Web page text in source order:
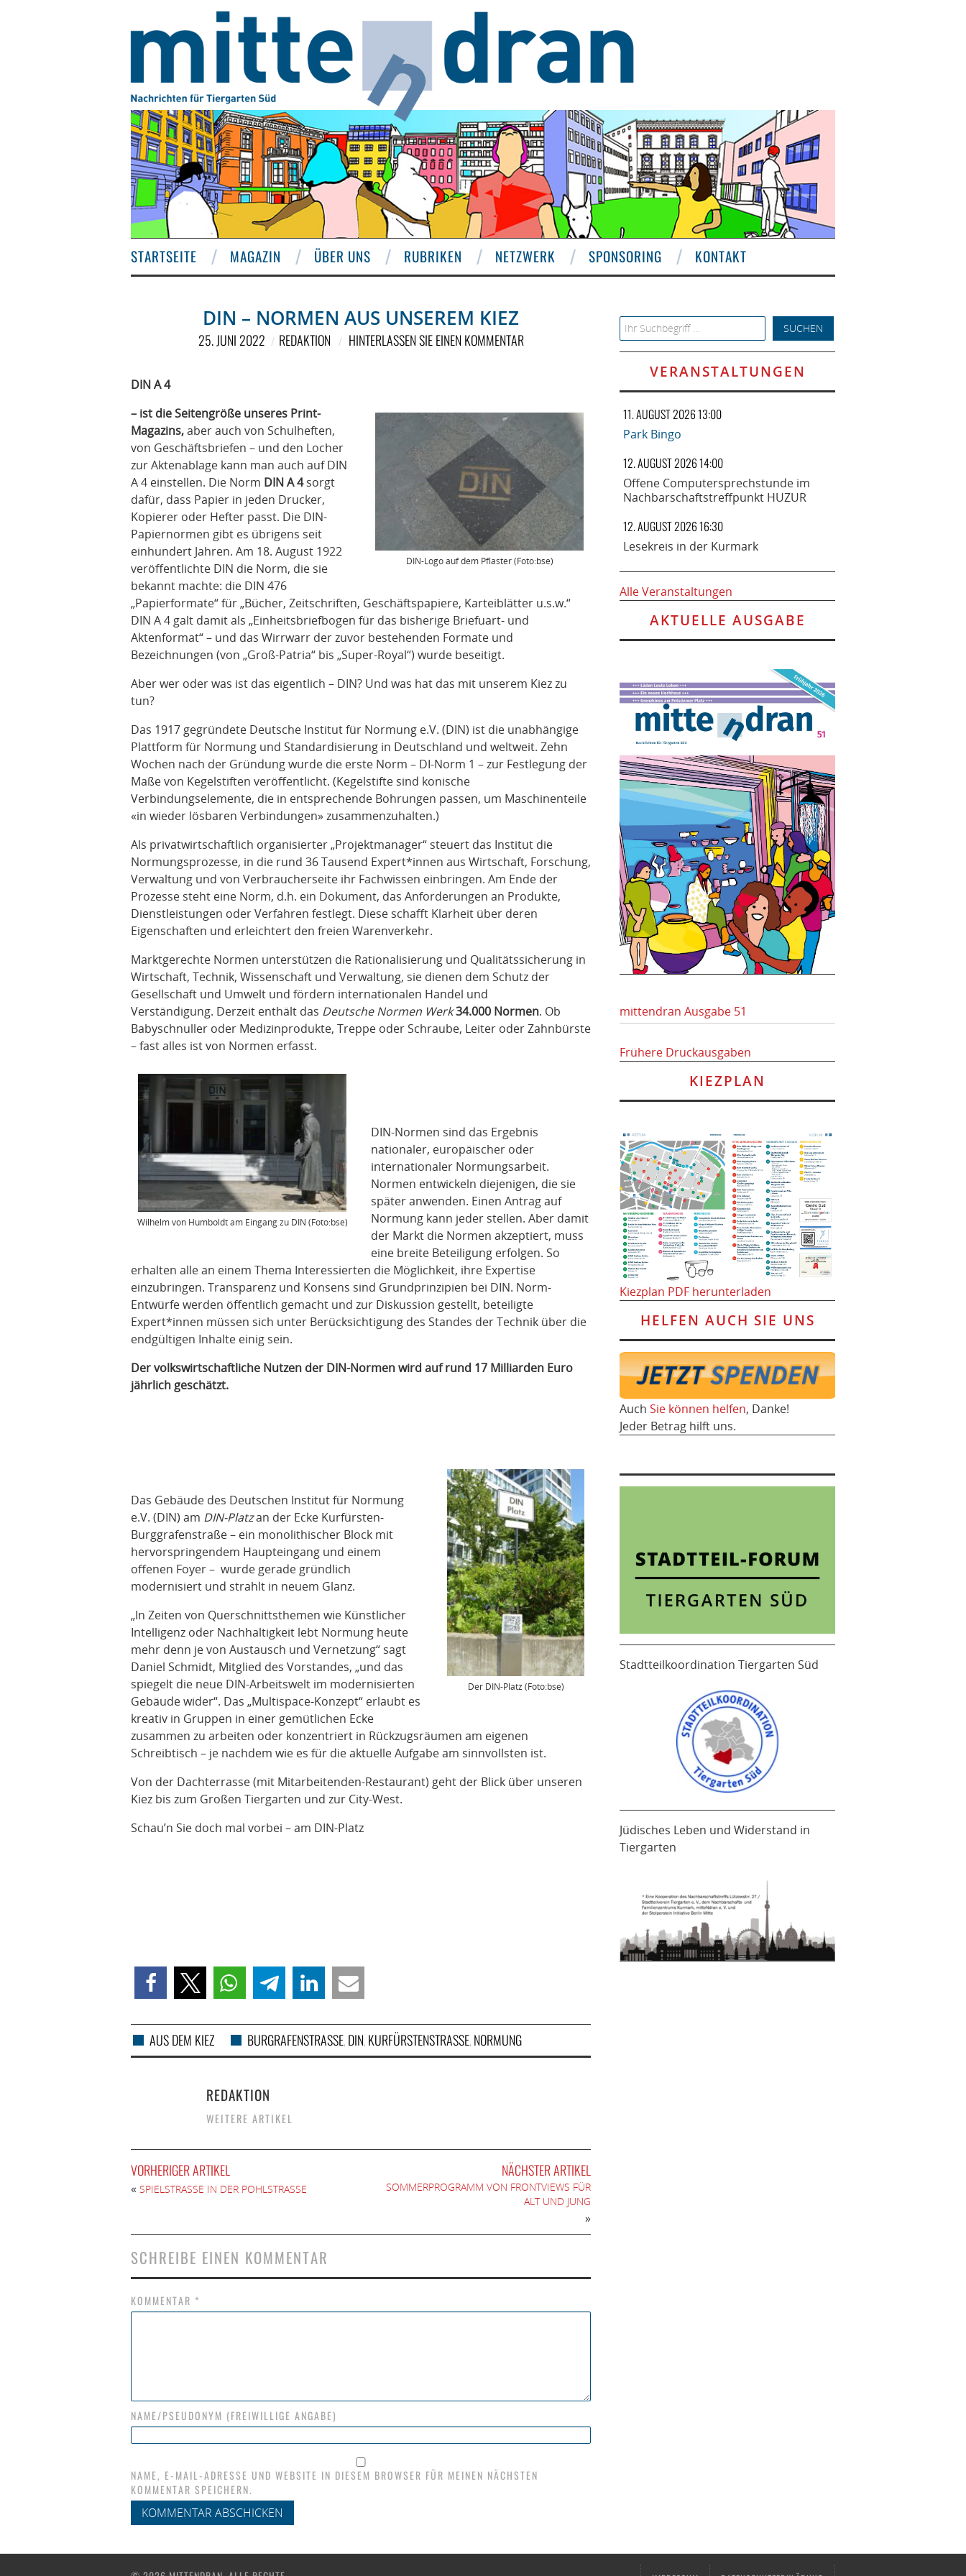
STARTSEITE MAGAZIN ÜBER UNS RUBRIKEN NETZWERK SPONSORING KONTAKT
DIN – NORMEN AUS UNSEREM KIEZ
25. JUNI 2022 REDAKTION HINTERLASSEN SIE EINEN KOMMENTAR
DIN A 4
DIN-Logo auf dem Pflaster (Foto:bse)
– ist die Seitengröße unseres Print-
Magazins,aber auch von Schulheften,
von Geschäftsbriefen – und den Locher
zur Aktenablage kann man auch auf DIN
A 4 einstellen. Die Norm DIN A 4sorgt
dafür, dass Papier in jeden Drucker,
Kopierer oder Hefter passt. Die DIN-
Papiernormen gibt es übrigens seit
einhundert Jahren. Am 18. August 1922
veröffentlichte DIN die Norm, die sie
bekannt machte: die DIN 476
„Papierformate“ für „Bücher, Zeitschriften, Geschäftspapiere, Karteiblätter u.s.w.“
DIN A 4 galt damit als „Einheitsbriefbogen für das bisherige Briefuart- und
Aktenformat“ – und das Wirrwarr der zuvor bestehenden Formate und
Bezeichnungen (von „Groß-Patria“ bis „Super-Royal“) wurde beseitigt.
Aber wer oder was ist das eigentlich – DIN? Und was hat das mit unserem Kiez zu
tun?
Das 1917 gegründete Deutsche Institut für Normung e.V. (DIN) ist die unabhängige
Plattform für Normung und Standardisierung in Deutschland und weltweit. Zehn
Wochen nach der Gründung wurde die erste Norm – DI-Norm 1 – zur Festlegung der
Maße von Kegelstiften veröffentlicht. (Kegelstifte sind konische
Verbindungselemente, die in entsprechende Bohrungen passen, um Maschinenteile
«in wieder lösbaren Verbindungen» zusammenzuhalten.)
Als privatwirtschaftlich organisierter „Projektmanager“ steuert das Institut die
Normungsprozesse, in die rund 36 Tausend Expert*innen aus Wirtschaft, Forschung,
Verwaltung und von Verbraucherseite ihr Fachwissen einbringen. Am Ende der
Prozesse steht eine Norm, d.h. ein Dokument, das Anforderungen an Produkte,
Dienstleistungen oder Verfahren festlegt. Diese schafft Klarheit über deren
Eigenschaften und erleichtert den freien Warenverkehr.
Marktgerechte Normen unterstützen die Rationalisierung und Qualitätssicherung in
Wirtschaft, Technik, Wissenschaft und Verwaltung, sie dienen dem Schutz der
Gesellschaft und Umwelt und fördern internationalen Handel und
Verständigung. Derzeit enthält das Deutsche Normen Werk34.000 Normen. Ob
Babyschnuller oder Medizinprodukte, Treppe oder Schraube, Leiter oder Zahnbürste
– fast alles ist von Normen erfasst.
Wilhelm von Humboldt am Eingang zu DIN (Foto:bse)
DIN-Normen sind das Ergebnis
nationaler, europäischer oder
internationaler Normungsarbeit.
Normen entwickeln diejenigen, die sie
später anwenden. Einen Antrag auf
Normung kann jeder stellen. Aber damit
der Markt die Normen akzeptiert, muss
eine breite Beteiligung erfolgen. So
erhalten alle an einem Thema Interessierten die Möglichkeit, ihre Expertise
einzubringen. Transparenz und Konsens sind Grundprinzipien bei DIN. Norm-
Entwürfe werden öffentlich gemacht und zur Diskussion gestellt, beteiligte
Expert*innen müssen sich unter Berücksichtigung des Standes der Technik über die
endgültigen Inhalte einig sein.
Der volkswirtschaftliche Nutzen der DIN-Normen wird auf rund 17 Milliarden Euro
jährlich geschätzt.
Der DIN-Platz (Foto:bse)
Das Gebäude des Deutschen Institut für Normung
e.V. (DIN) am DIN-Platzan der Ecke Kurfürsten-
Burggrafenstraße – ein monolithischer Block mit
hervorspringendem Haupteingang und einem
offenen Foyer – wurde gerade gründlich
modernisiert und strahlt in neuem Glanz.
„In Zeiten von Querschnittsthemen wie Künstlicher
Intelligenz oder Nachhaltigkeit lebt Normung heute
mehr denn je von Austausch und Vernetzung“ sagt
Daniel Schmidt, Mitglied des Vorstandes, „und das
spiegelt die neue DIN-Arbeitswelt im modernisierten
Gebäude wider“. Das „Multispace-Konzept“ erlaubt es
kreativ in Gruppen in einer gemütlichen Ecke
zusammen zu arbeiten oder konzentriert in Rückzugsräumen am eigenen
Schreibtisch – je nachdem wie es für die aktuelle Aufgabe am sinnvollsten ist.
Von der Dachterrasse (mit Mitarbeitenden-Restaurant) geht der Blick über unseren
Kiez bis zum Großen Tiergarten und zur City-West.
Schau’n Sie doch mal vorbei – am DIN-Platz
AUS DEM KIEZ BURGRAFENSTRASSE , DIN, KURFÜRSTENSTRASSE , NORMUNG
REDAKTION
WEITERE ARTIKEL
VORHERIGER ARTIKEL
« SPIELSTRASSE IN DER POHLSTRASSE
NÄCHSTER ARTIKEL
SOMMERPROGRAMM VON FRONTVIEWS FÜR
ALT UND JUNG
»
SCHREIBE EINEN KOMMENTAR
KOMMENTAR *
NAME/PSEUDONYM (FREIWILLIGE ANGABE)
NAME, E-MAIL-ADRESSE UND WEBSITE IN DIESEM BROWSER FÜR MEINEN NÄCHSTEN
KOMMENTAR SPEICHERN.
Search for:
VERANSTALTUNGEN
11. AUGUST 2026 13:00
Park Bingo
12. AUGUST 2026 14:00
Offene Computersprechstunde im
Nachbarschaftstreffpunkt HUZUR
12. AUGUST 2026 16:30
Lesekreis in der Kurmark
Alle Veranstaltungen
AKTUELLE AUSGABE
mittendran Ausgabe 51
Frühere Druckausgaben
KIEZPLAN
Kiezplan PDF herunterladen
HELFEN AUCH SIE UNS
Auch Sie können helfen, Danke!
Jeder Betrag hilft uns.
Stadtteilkoordination Tiergarten Süd
Jüdisches Leben und Widerstand in
Tiergarten